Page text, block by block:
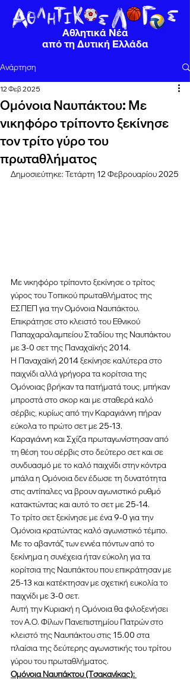
Αθλητικά Νέα
από τη Δυτική Ελλάδα
Ανάρτηση
Ομόνοια Ναυπάκτου: Με
νικηφόρο τρίποντο ξεκίνησε
τον τρίτο γύρο του
πρωταθλήματος
12 Φεβ 2025
Δημοσιεύτηκε: Τετάρτη 12 Φεβρουαρίου 2025
Με νικηφόρο τρίποντο ξεκίνησε ο τρίτος
γύρος του Τοπικού πρωταθλήματος της
ΕΣΠΕΠ για την Ομόνοια Ναυπάκτου.
Επικράτησε στο κλειστό του Εθνικού
Παπαχαραλαμπείου Σταδίου της Ναυπάκτου
με 3-0 σετ της Παναχαϊκής 2014.
Η Παναχαϊκή 2014 ξεκίνησε καλύτερα στο
παιχνίδι αλλά γρήγορα τα κορίτσια της
Ομόνοιας βρήκαν τα πατήματά τους, μπήκαν
μπροστά στο σκορ και με σταθερά καλό
σέρβις, κυρίως από την Καραγιάννη πήραν
εύκολα το πρώτο σετ με 25-13.
Καραγιάννη και Σχίζα πρωταγωνίστησαν από
τη θέση του σέρβις στο δεύτερο σετ και σε
συνδυασμό με το καλό παιχνίδι στην κόντρα
μπάλα η Ομόνοια δεν έδωσε τη δυνατότητα
στις αντίπαλες να βρουν αγωνιστικό ρυθμό
κατακτώντας και αυτό το σετ με 25-14.
Το τρίτο σετ ξεκίνησε με ένα 9-0 για την
Ομόνοια κρατώντας καλό αγωνιστικό τέμπο.
Με το αβαντάζ των εννέα πόντων από το
ξεκίνημα η συνέχεια ήταν εύκολη για τα
κορίτσια της Ναυπάκτου που επικράτησαν με
25-13 και κατέκτησαν με σχετική ευκολία το
παιχνίδι με 3-0 σετ.
Αυτή την Κυριακή η Ομόνοια θα φιλοξενήσει
τον Α.Ο. Φίλων Πανεπιστημίου Πατρών στο
κλειστό της Ναυπάκτου στις 15.00 στα
πλαίσια της δεύτερης αγωνιστικής του τρίτου
γύρου του πρωταθλήματος.
Ομόνοια Ναυπάκτου (Τσακανίκας):